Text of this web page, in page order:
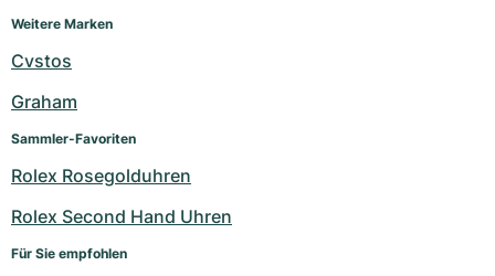
Weitere Marken
Cvstos
Graham
Sammler-Favoriten
Rolex Rosegolduhren
Rolex Second Hand Uhren
Für Sie empfohlen